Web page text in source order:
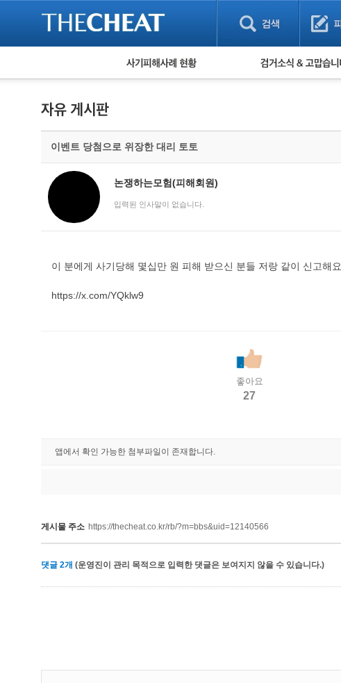
피해사례 현황
보이스피싱 피해사례
유해사이트 목록
비공개 피해사례
워킹홀리데이 피해사례
검거 소식
이벤트 당첨으로 위장한 대리 토토
논쟁하는모험(피해회원)
입력된 인사말이 없습니다.
이 분에게 사기당해 몇십만 원 피해 받으신 분들 저랑 같이 신고해요
https://x.com/YQklw9
좋아요
27
앱에서 확인 가능한 첨부파일이 존재합니다.
게시물 주소 https://thecheat.co.kr/rb/?m=bbs&uid=12140566
댓글 2개 (운영진이 관리 목적으로 입력한 댓글은 보여지지 않을 수 있습니다.)